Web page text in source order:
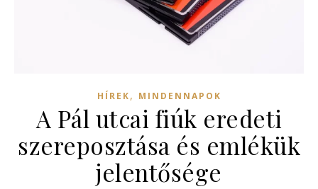
HÍREK, MINDENNAPOK
A Pál utcai fiúk eredeti
szereposztása és emlékük
jelentősége